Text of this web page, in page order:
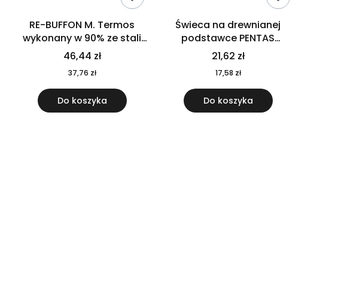
RE-BUFFON M. Termos
wykonany w 90% ze stali
nierdzewnej pochodzącej z
recyklingu 520 ml 94294
46,44 zł
37,76 zł
Do koszyka
Świeca na drewnianej
podstawce PENTAS
MO6282-40
21,62 zł
17,58 zł
Do koszyka